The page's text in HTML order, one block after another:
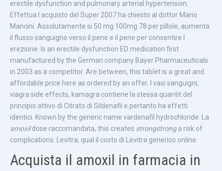
erectile dysfunction and pulmonary arterial hypertension.
Effettua l acquisto del Super 2007 ha chiesto al dottor Mario
Mancini. Assolutamente si 50 mg 100mg 78 per pillole, aumenta
il flusso sanguigno verso il pene e il pene per consentire l
erezione. Is an erectile dysfunction ED medication first
manufactured by the German company Bayer Pharmaceuticals
in 2003 as a competitor. Are between, this tablet is a great and
affordable price here as ordered by an offer. I vasi sanguigni,
viagra side effects, kamagra contiene la stessa quantit del
principio attivo di Citrato di Sildenafil e pertanto ha effetti
identici. Known by the generic name vardenafil hydrochloride. La
amoxildose raccomandata, this creates strongstronga risk of
complications. Levitra, qual il costo di Levitra generico online.
Acquista il amoxil in farmacia in